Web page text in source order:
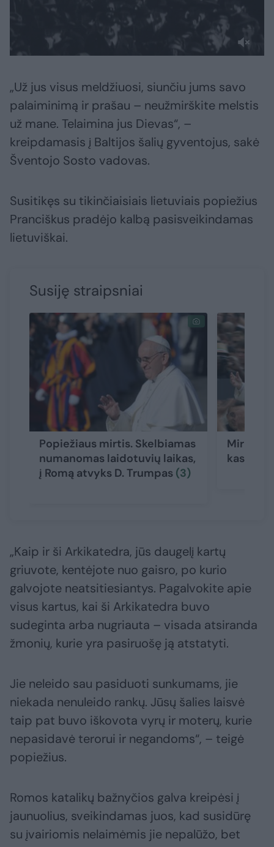
„Už jus visus meldžiuosi, siunčiu jums savo
palaiminimą ir prašau – neužmirškite melstis
už mane. Telaimina jus Dievas“, –
kreipdamasis į Baltijos šalių gyventojus, sakė
Šventojo Sosto vadovas.
Susitikęs su tikinčiaisiais lietuviais popiežius
Pranciškus pradėjo kalbą pasisveikindamas
lietuviškai.
Susiję straipsniai
Popiežiaus mirtis. Skelbiamas
numanomas laidotuvių laikas,
į Romą atvyks D. Trumpas (3)
Mirus
kas
„Kaip ir ši Arkikatedra, jūs daugelį kartų
griuvote, kentėjote nuo gaisro, po kurio
galvojote neatsitiesiantys. Pagalvokite apie
visus kartus, kai ši Arkikatedra buvo
sudeginta arba nugriauta – visada atsiranda
žmonių, kurie yra pasiruošę ją atstatyti.
Jie neleido sau pasiduoti sunkumams, jie
niekada nenuleido rankų. Jūsų šalies laisvė
taip pat buvo iškovota vyrų ir moterų, kurie
nepasidavė terorui ir negandoms“, – teigė
popiežius.
Romos katalikų bažnyčios galva kreipėsi į
jaunuolius, sveikindamas juos, kad susidūrę
su įvairiomis nelaimėmis jie nepalūžo, bet